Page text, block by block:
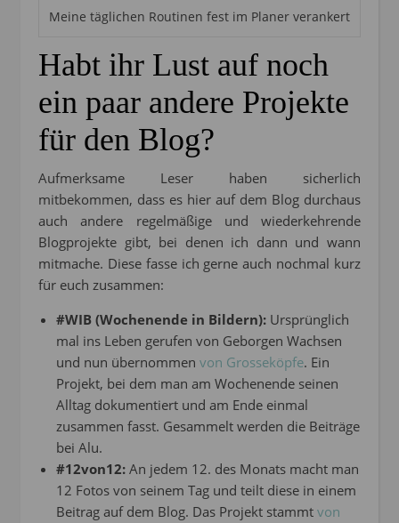
Meine täglichen Routinen fest im Planer verankert
Habt ihr Lust auf noch
ein paar andere Projekte
für den Blog?
Aufmerksame Leser haben sicherlich
mitbekommen, dass es hier auf dem Blog durchaus
auch andere regelmäßige und wiederkehrende
Blogprojekte gibt, bei denen ich dann und wann
mitmache. Diese fasse ich gerne auch nochmal kurz
für euch zusammen:
#WIB (Wochenende in Bildern): Ursprünglich
mal ins Leben gerufen von Geborgen Wachsen
und nun übernommen von Grosseköpfe. Ein
Projekt, bei dem man am Wochenende seinen
Alltag dokumentiert und am Ende einmal
zusammen fasst. Gesammelt werden die Beiträge
bei Alu.
#12von12: An jedem 12. des Monats macht man
12 Fotos von seinem Tag und teilt diese in einem
Beitrag auf dem Blog. Das Projekt stammt von